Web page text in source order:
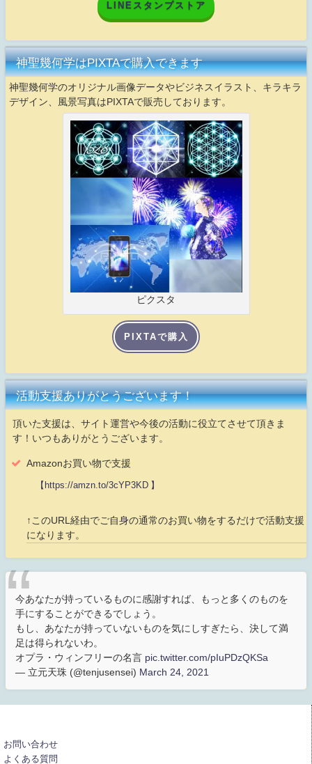
LINEスタンプストア
神聖幾何学はPIXTAで購入できます
神聖幾何学のオリジナル画像データやビジネスイラスト、キラキラ
デザイン、風景写真はPIXTAで販売しております。
ピクスタ
PIXTAで購入
活動支援ありがとうございます！
頂いた支援は、サイト運営や今後の活動に役立てさせて頂きま
す！いつもありがとうございます。
Amazonお買い物で支援
【https://amzn.to/3cYP3KD 】
↑このURL経由でご自身の通常のお買い物をするだけで活動支援
になります。
今あなたが持っているものに感謝すれば、もっと多くのものを
手にすることができるでしょう。
もし、あなたが持っていないものを気にしすぎたら、決して満
足は得られないわ。
オプラ・ウィンフリーの名言 pic.twitter.com/pIuPDzQKSa
— 立元天珠 (@tenjusensei) March 24, 2021
お問い合わせ
よくある質問